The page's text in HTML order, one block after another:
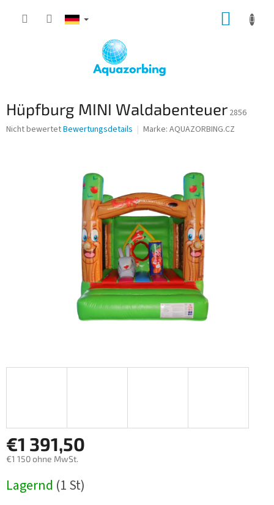
Hüpfburg MINI Waldabenteuer 2856
Die
Nicht bewertetBewertungsdetails Marke: AQUAZORBING.CZ
€1 391,50
€1 150 ohne MwSt.
Lagernd (1 St)